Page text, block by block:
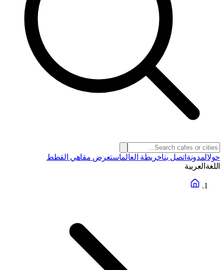
حولالمدونة اتصل بناخريطة العالماستعرض مقاهي القطط
اللغة العربية